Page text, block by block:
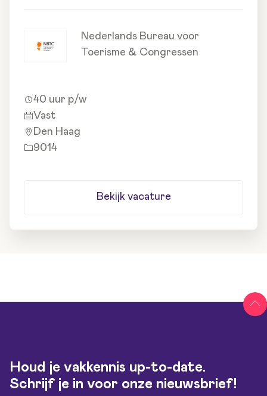
Nederlands Bureau voor
Toerisme & Congressen
40 uur p/w
9014
Vast
Den Haag
Bekijk vacature
Houd je vakkennis up-to-date.
Schrijf je in voor onze nieuwsbrief!